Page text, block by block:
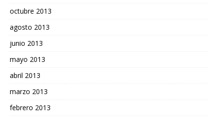
octubre 2013
agosto 2013
junio 2013
mayo 2013
abril 2013
marzo 2013
febrero 2013